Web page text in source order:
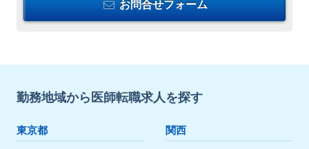
お問合せフォーム
勤務地域から医師転職求人を探す
東京都 関西